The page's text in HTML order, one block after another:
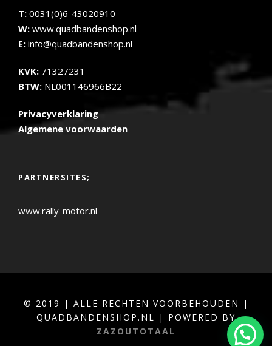
T: 0031(0)6-43020910
W: www.quadbandenshop.nl
E: info@quadbandenshop.nl
KVK: 71327231
BTW: NL001146966B22
Privacyverklaring
Algemene voorwaarden
PARTNERSITES;
www.rally-motor.nl
© 2019 | ALLE RECHTEN VOORBEHOUDEN |
QUADBANDENSHOP.NL | POWERED BY
ZAZOUTOTAAL